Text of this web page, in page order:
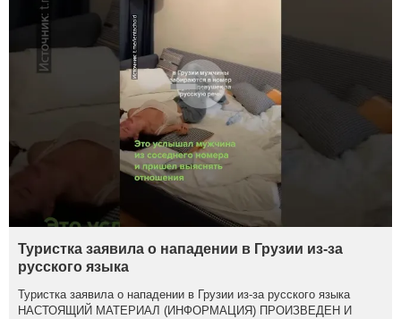
Туристка заявила о нападении в Грузии из-за
русского языка
Туристка заявила о нападении в Грузии из-за русского языка
НАСТОЯЩИЙ МАТЕРИАЛ (ИНФОРМАЦИЯ) ПРОИЗВЕДЕН И